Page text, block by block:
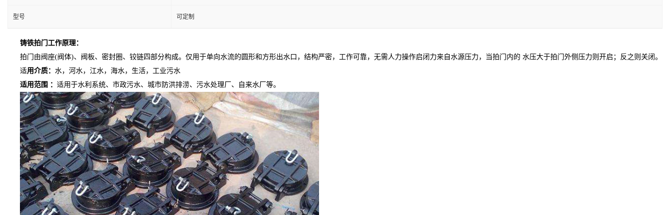
型号 可定制
铸铁拍门工作原理：
拍门由阀座(阀体)、阀板、密封圈、铰链四部分构成。仅用于单向水流的圆形和方形出水口，结构严密，工作可靠，无需人力操作启闭力来自水源压力，当拍门内的 水压大于拍门外侧压力则开启；反之则关闭。
适用介质： 水，河水，江水，海水，生活，工业污水
适用范围 ： 适用于水利系统、市政污水、城市防洪排涝、污水处理厂、自来水厂等。